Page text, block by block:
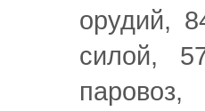
орудий,
силой,